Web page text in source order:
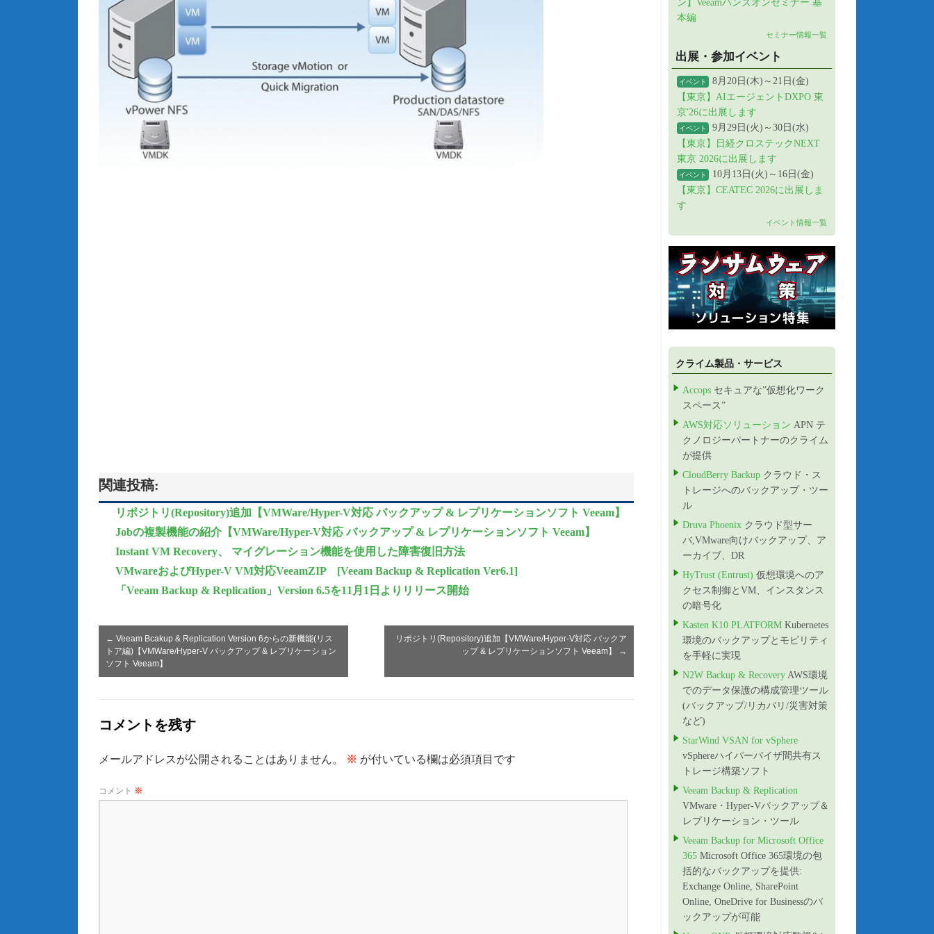
関連投稿:
リポジトリ(Repository)追加【VMWare/Hyper-V対応 バックアップ & レプリケーションソフト Veeam】
Jobの複製機能の紹介【VMWare/Hyper-V対応 バックアップ & レプリケーションソフト Veeam】
Instant VM Recovery、 マイグレーション機能を使用した障害復旧方法
VMwareおよびHyper-V VM対応VeeamZIP [Veeam Backup & Replication Ver6.1]
「Veeam Backup & Replication」Version 6.5を11月1日よりリリース開始
← Veeam Bcakup & Replication Version 6からの新機能(リス
トア編)【VMWare/Hyper-V バックアップ & レプリケーション
ソフト Veeam】
リポジトリ(Repository)追加【VMWare/Hyper-V対応 バックア
ップ & レプリケーションソフト Veeam】
→
コメントを残す
メールアドレスが公開されることはありません。 ※ が付いている欄は必須項目です
コメント ※
ン】Veeamハンズオンセミナー 基
本編
セミナー情報一覧
出展・参加イベント
イベント
8月20日(木)～21日(金)
【東京】AIエージェントDXPO 東
京'26に出展します
イベント
9月29日(火)～30日(水)
【東京】日経クロステックNEXT
東京 2026に出展します
イベント
10月13日(火)～16日(金)
【東京】CEATEC 2026に出展しま
す
イベント情報一覧
クライム製品・サービス
Accops セキュアな”仮想化ワーク
スペース”
AWS対応ソリューション APN テ
クノロジーパートナーのクライム
が提供
CloudBerry Backup クラウド・ス
トレージへのバックアップ・ツー
ル
Druva Phoenix クラウド型サー
バ,VMware向けバックアップ、ア
ーカイブ、DR
HyTrust (Entrust) 仮想環境へのア
クセス制御とVM、インスタンス
の暗号化
Kasten K10 PLATFORM Kubernetes
環境のバックアップとモビリティ
を手軽に実現
N2W Backup & Recovery AWS環境
でのデータ保護の構成管理ツール
(バックアップ/リカバリ/災害対策
など)
StarWind VSAN for vSphere
vSphereハイパーバイザ間共有ス
トレージ構築ソフト
Veeam Backup & Replication
VMware・Hyper-Vバックアップ＆
レプリケーション・ツール
Veeam Backup for Microsoft Office
365 Microsoft Office 365環境の包
括的なバックアップを提供:
Exchange Online, SharePoint
Online, OneDrive for Businessのバ
ックアップが可能